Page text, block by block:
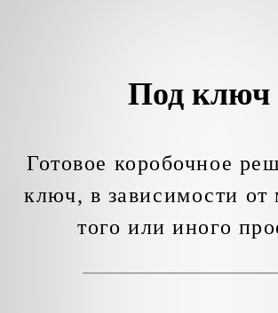
Под ключ
Готовое коробочное
ключ, в зависимости от
того или иного